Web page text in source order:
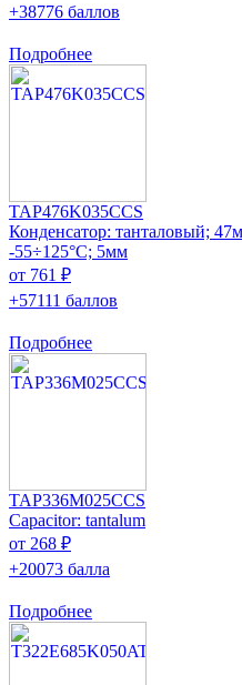
+38776 баллов
Подробнее
TAP476K035CCS
Конденсатор: танталовый;
-55÷125°C; 5мм
от 761 ₽
+57111 баллов
Подробнее
TAP336M025CCS
Capacitor: tantalum
от 268 ₽
+20073 балла
Подробнее